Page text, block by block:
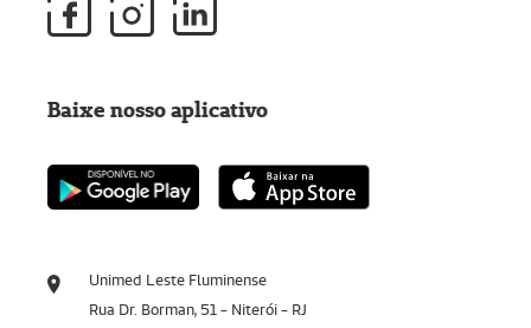
Unimed Leste Fluminense
Rua Dr. Borman, 51 - Niterói - RJ
Baixe nosso aplicativo